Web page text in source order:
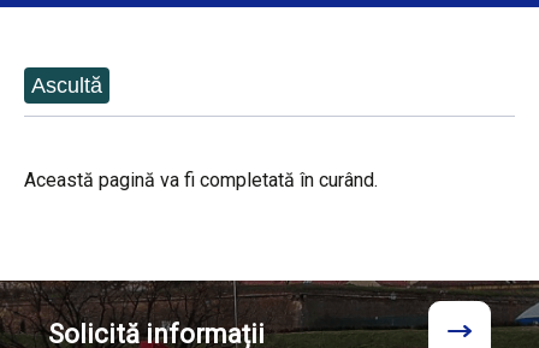
Această pagină va fi completată în curând.
Solicităinformații